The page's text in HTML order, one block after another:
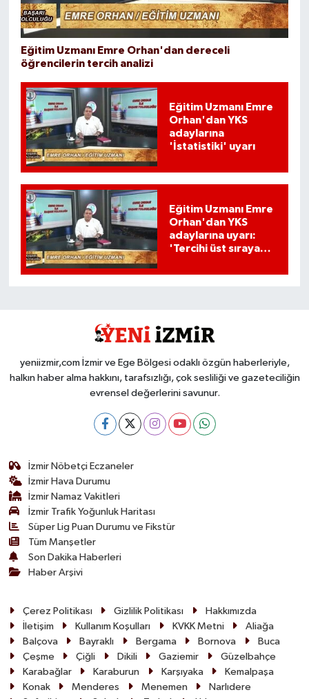
Eğitim Uzmanı Emre Orhan'dan dereceli
öğrencilerin tercih analizi
Eğitim Uzmanı Emre
Orhan'dan YKS
adaylarına
'İstatistiki' uyarı
Eğitim Uzmanı Emre
Orhan'dan YKS
adaylarına uyarı:
'Tercihi üst sıraya
var mı?'
yeniizmir,com İzmir ve Ege Bölgesi odaklı özgün haberleriyle,
halkın haber alma hakkını, tarafsızlığı, çok sesliliği ve gazeteciliğin
evrensel değerlerini savunur.
İzmir Nöbetçi Eczaneler
İzmir Hava Durumu
İzmir Namaz Vakitleri
İzmir Trafik Yoğunluk Haritası
Süper Lig Puan Durumu ve Fikstür
Tüm Manşetler
Son Dakika Haberleri
Haber Arşivi
Çerez Politikası Gizlilik Politikası
Hakkımızda
İletişim
Kullanım Koşulları KVKK Metni
Aliağa
Balçova
Bayraklı Bergama Bornova
Buca
Çeşme
Çiğli Dikili Gaziemir
Güzelbahçe
Karabağlar
Karaburun Karşıyaka
Kemalpaşa
Konak
Menderes Menemen
Narlıdere